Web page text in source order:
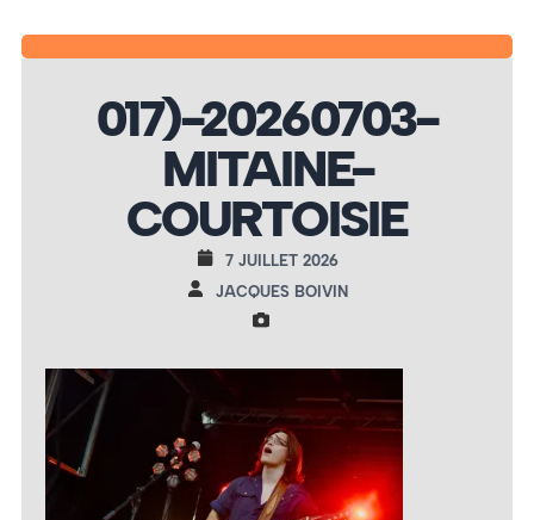
017)-20260703-
MITAINE-
COURTOISIE
7 JUILLET 2026
JACQUES BOIVIN